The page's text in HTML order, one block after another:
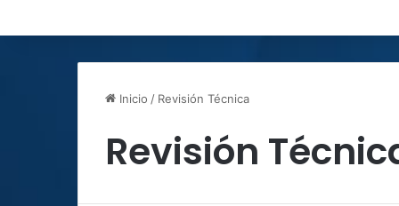
Inicio / Revisión Técnica
Revisión